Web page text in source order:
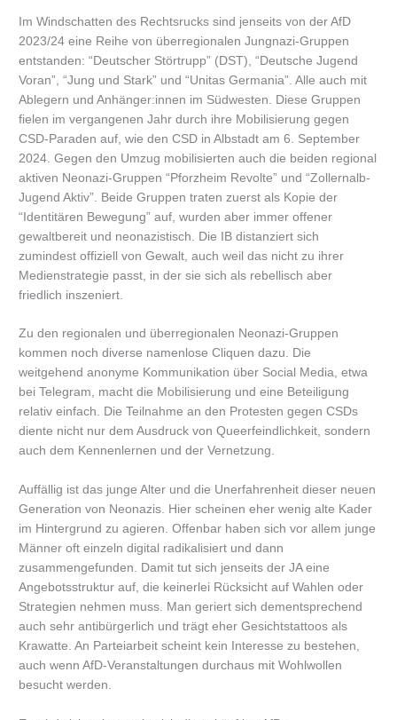
Im Windschatten des Rechtsrucks sind jenseits von der AfD
2023/24 eine Reihe von überregionalen Jungnazi-Gruppen
entstanden: “Deutscher Störtrupp” (DST), “Deutsche Jugend
Voran”, “Jung und Stark” und “Unitas Germania”. Alle auch mit
Ablegern und Anhänger:innen im Südwesten. Diese Gruppen
fielen im vergangenen Jahr durch ihre Mobilisierung gegen
CSD-Paraden auf, wie den CSD in Albstadt am 6. September
2024. Gegen den Umzug mobilisierten auch die beiden regional
aktiven Neonazi-Gruppen “Pforzheim Revolte” und “Zollernalb-
Jugend Aktiv”. Beide Gruppen traten zuerst als Kopie der
“Identitären Bewegung” auf, wurden aber immer offener
gewaltbereit und neonazistisch. Die IB distanziert sich
zumindest offiziell von Gewalt, auch weil das nicht zu ihrer
Medienstrategie passt, in der sie sich als rebellisch aber
friedlich inszeniert.
Zu den regionalen und überregionalen Neonazi-Gruppen
kommen noch diverse namenlose Cliquen dazu. Die
weitgehend anonyme Kommunikation über Social Media, etwa
bei Telegram, macht die Mobilisierung und eine Beteiligung
relativ einfach. Die Teilnahme an den Protesten gegen CSDs
diente nicht nur dem Ausdruck von Queerfeindlichkeit, sondern
auch dem Kennenlernen und der Vernetzung.
Auffällig ist das junge Alter und die Unerfahrenheit dieser neuen
Generation von Neonazis. Hier scheinen eher wenig alte Kader
im Hintergrund zu agieren. Offenbar haben sich vor allem junge
Männer oft einzeln digital radikalisiert und dann
zusammengefunden. Damit tut sich jenseits der JA eine
Angebotsstruktur auf, die keinerlei Rücksicht auf Wahlen oder
Strategien nehmen muss. Man geriert sich dementsprechend
auch sehr antibürgerlich und trägt eher Gesichtstattoos als
Krawatte. An Parteiarbeit scheint kein Interesse zu bestehen,
auch wenn AfD-Veranstaltungen durchaus mit Wohlwollen
besucht werden.